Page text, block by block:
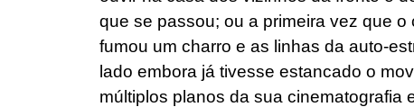
que se passou; ou a primeira vez que
fumou um charro e as linhas da auto-
lado embora já tivesse estancado o
múltiplos planos da sua cinematografia